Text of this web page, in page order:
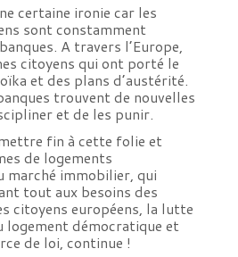
certaine ironie car les
sont constamment
A travers l’Europe,
citoyens qui ont porté le
et des plans d’austérité.
trouvent de nouvelles
et de les punir.
fin à cette folie et
de logements
marché immobilier, qui
tout aux besoins des
citoyens européens, la lutte
logement démocratique et
de loi, continue !